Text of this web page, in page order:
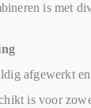
is met
afgewerkt
is voor